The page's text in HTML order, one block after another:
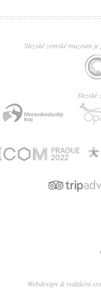
Slezské zemské muzeum
Slezské
Webdesign & redakční